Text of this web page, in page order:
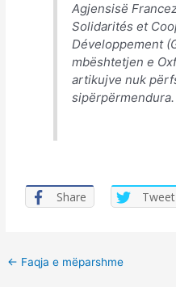
Agjensisë
Solidarités et
Développement
mbështetjen e
artikujve nuk
sipërpërmendura.
Share Tweet
Post
← Faqja e mëparshme